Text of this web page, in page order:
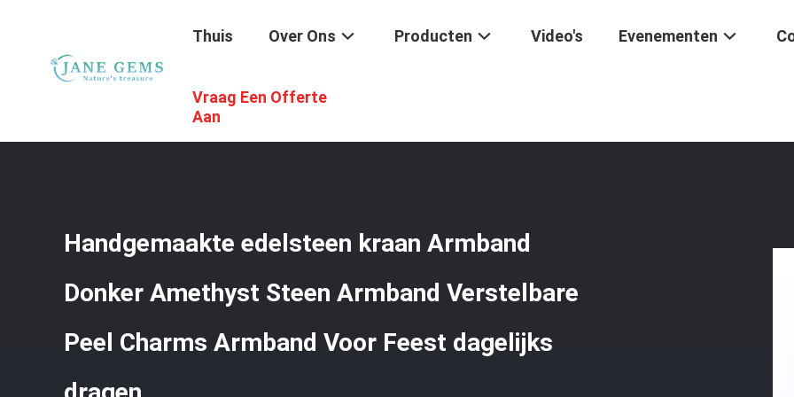
Thuis Over Ons Producten Video's Evenementen
Vraag Een Offerte
Aan
Handgemaakte Juwelen Van Edelstenen
Handgemaakte edelsteen kraan Armband
Donker Amethyst Steen Armband Verstelbare
Peel Charms Armband Voor Feest dagelijks